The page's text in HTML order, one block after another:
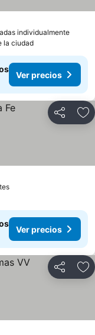
individualmente
la ciudad
Ver precios
Compartir
Ver precios
Compartir